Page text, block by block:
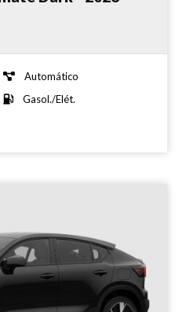
Automático
Gasol./Elét.